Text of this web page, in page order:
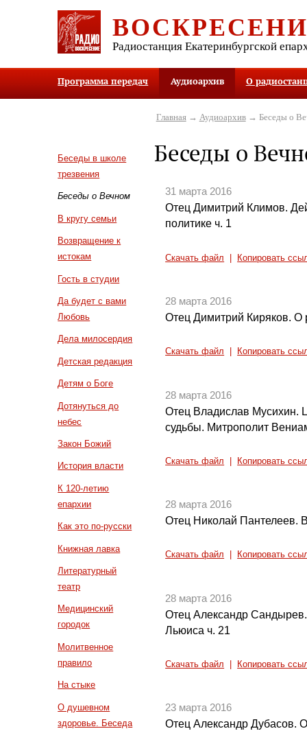
Радиостанция Екатеринбургской
Программа передач Аудиоархив О
Беседы в школе
трезвения
Беседы о Вечном
В кругу семьи
Возвращение к
истокам
Гость в студии
Да будет с вами
Любовь
Дела милосердия
Детская редакция
Детям о Боге
Дотянуться до
небес
Закон Божий
История власти
К 120-летию
епархии
Как это по-русски
Книжная лавка
Литературный
театр
Медицинский
городок
Молитвенное
правило
На стыке
О душевном
здоровье. Беседа
Главная→ Аудиоархив→ Беседы о
Беседы о
31 марта 2016
Отец Димитрий Климов.
политике ч. 1
Скачать файл Копировать
28 марта 2016
Отец Димитрий Киряков. О
Скачать файл Копировать
28 марта 2016
Отец Владислав Мусихин.
судьбы. Митрополит
Скачать файл Копировать
28 марта 2016
Отец Николай Пантелеев.
Скачать файл Копировать
28 марта 2016
Отец Александр
Льюиса ч. 21
Скачать файл Копировать
23 марта 2016
Отец Александр Дубасов.